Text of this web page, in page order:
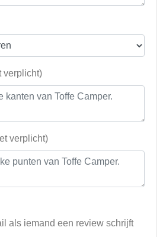
verplicht)
verplicht)
als iemand een review schrijft